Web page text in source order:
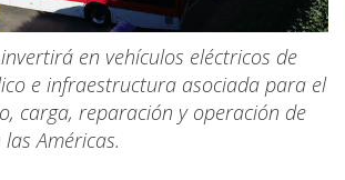
en vehículos eléctricos de
e infraestructura asociada para el
carga, reparación y operación de
Américas.